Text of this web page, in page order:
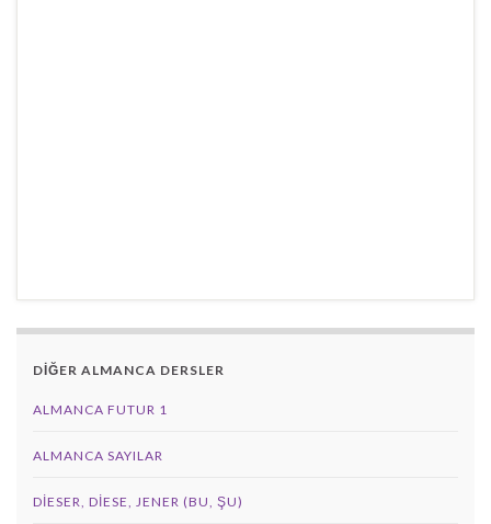
DİĞER ALMANCA DERSLER
ALMANCA FUTUR 1
ALMANCA SAYILAR
DIESER, DIESE, JENER (BU, ŞU)